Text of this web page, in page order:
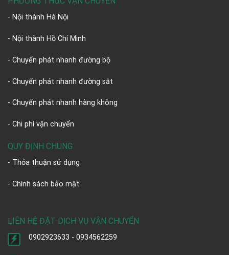
- Nội thành Hà Nội
- Nội thành Hồ Chí Minh
- Chuyển phát nhanh đường bộ
- Chuyển phát nhanh đường sắt
- Chuyển phát nhanh hàng không
- Chi phí vận chuyển
QUY ĐỊNH CHUNG
- Thỏa thuận sử dụng
- Chính sách bảo mật
LIÊN HỆ ĐẶT DỊCH VỤ VẬN CHUYỂN
0902923633 - 0934562259